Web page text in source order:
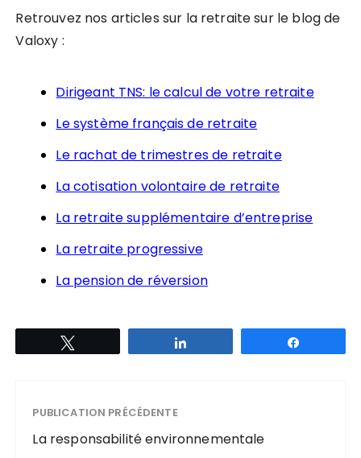
Retrouvez nos articles sur la retraite sur le blog de
Valoxy :
Dirigeant TNS: le calcul de votre retraite
Le système français de retraite
Le rachat de trimestres de retraite
La cotisation volontaire de retraite
La retraite supplémentaire d’entreprise
La retraite progressive
La pension de réversion
PUBLICATION PRÉCÉDENTE
La responsabilité environnementale